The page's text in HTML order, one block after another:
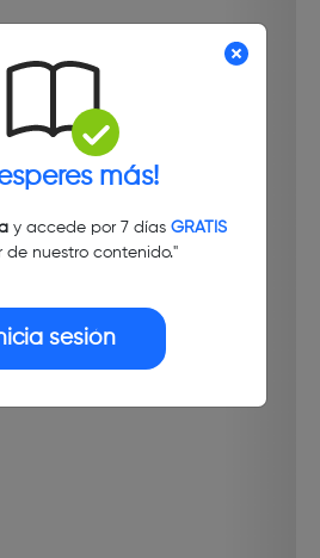
más!
y accede por 7 días GRATIS
de nuestro contenido."
sesión